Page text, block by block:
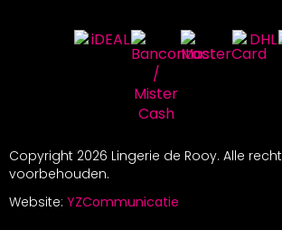
Copyright 2026 Lingerie de Rooy. Alle
voorbehouden.
Website: YZCommunicatie